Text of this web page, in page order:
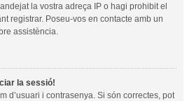
la vostra adreça IP o hagi prohibit el
registrar. Poseu-vos en contacte amb un
assistència.
la sessió!
d’usuari i contrasenya. Si són correctes, pot